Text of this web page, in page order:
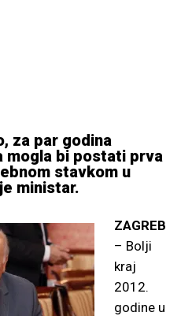
za par godina
mogla bi postati prva
stavkom u
ministar.
ZAGREB
– Bolji
kraj
2012.
godine u